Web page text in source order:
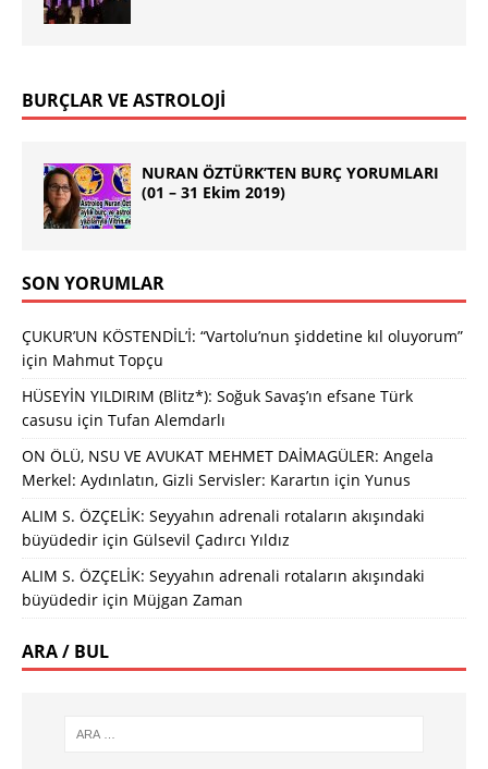
BURÇLAR VE ASTROLOJİ
NURAN ÖZTÜRK’TEN BURÇ YORUMLARI
(01 – 31 Ekim 2019)
SON YORUMLAR
ÇUKUR’UN KÖSTENDİL’İ: “Vartolu’nun şiddetine kıl oluyorum”
için Mahmut Topçu
HÜSEYİN YILDIRIM (Blitz*): Soğuk Savaş’ın efsane Türk
casusu için Tufan Alemdarlı
ON ÖLÜ, NSU VE AVUKAT MEHMET DAİMAGÜLER: Angela
Merkel: Aydınlatın, Gizli Servisler: Karartın için Yunus
ALIM S. ÖZÇELİK: Seyyahın adrenali rotaların akışındaki
büyüdedir için Gülsevil Çadırcı Yıldız
ALIM S. ÖZÇELİK: Seyyahın adrenali rotaların akışındaki
büyüdedir için Müjgan Zaman
ARA / BUL